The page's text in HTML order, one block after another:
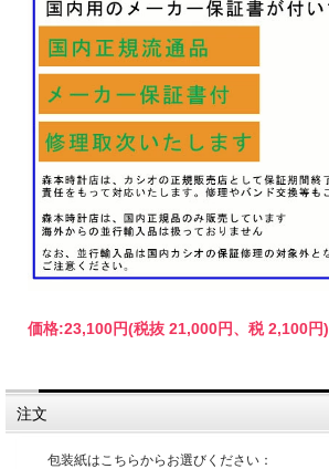
価格:23,100円(税抜 21,000円、税 2,100円)
注文
包装紙はこちらからお選びください：